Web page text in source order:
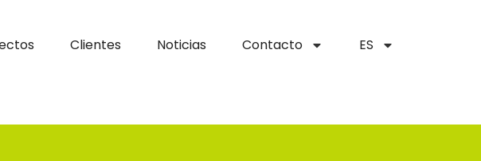
Clientes Noticias Contacto ES